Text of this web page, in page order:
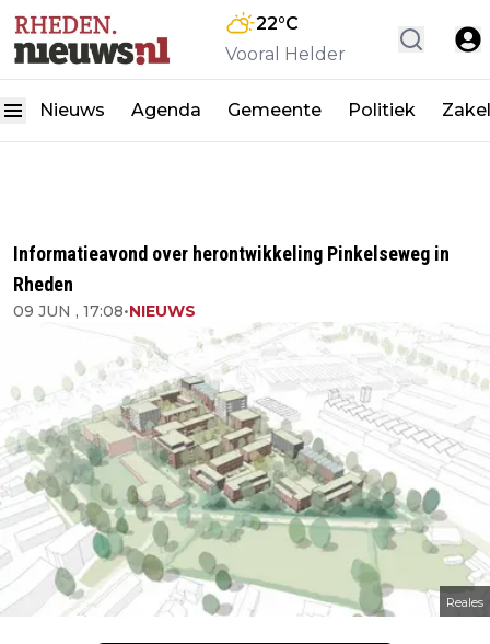
22°C
Vooral Helder
Nieuws Agenda Gemeente Politiek
Informatieavond over herontwikkeling Pinkelseweg in
Rheden
09 JUN , 17:08•NIEUWS
Reales